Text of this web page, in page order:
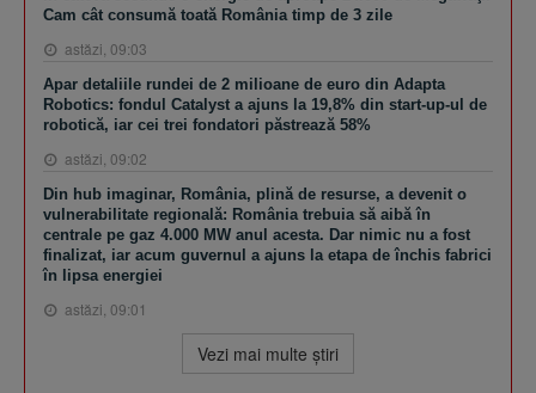
Cam cât consumă toată România timp de 3 zile
astăzi, 09:03
Apar detaliile rundei de 2 milioane de euro din Adapta
Robotics: fondul Catalyst a ajuns la 19,8% din start-up-ul de
robotică, iar cei trei fondatori păstrează 58%
astăzi, 09:02
Din hub imaginar, România, plină de resurse, a devenit o
vulnerabilitate regională: România trebuia să aibă în
centrale pe gaz 4.000 MW anul acesta. Dar nimic nu a fost
finalizat, iar acum guvernul a ajuns la etapa de închis fabrici
în lipsa energiei
astăzi, 09:01
Vezi mai multe ştiri